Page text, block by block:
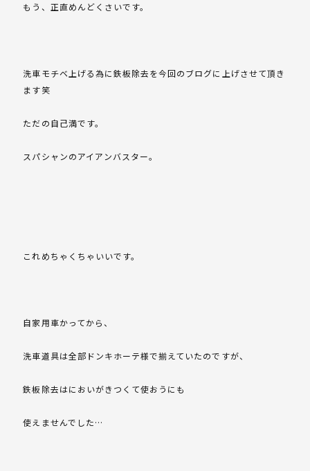
もう、正直めんどくさいです。
洗車モチベ上げる為に鉄板除去を今回のブログに上げさせて頂き
ます笑
ただの自己満です。
スパシャンのアイアンバスター。
これめちゃくちゃいいです。
自家用車かってから、
洗車道具は全部ドンキホーテ様で揃えていたのですが、
鉄板除去はにおいがきつくて使おうにも
使えませんでした…